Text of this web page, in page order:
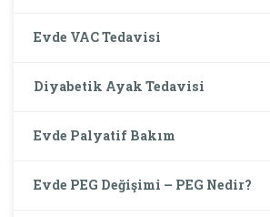
Evde VAC Tedavisi
Diyabetik Ayak Tedavisi
Evde Palyatif Bakım
Evde PEG Değişimi – PEG Nedir?